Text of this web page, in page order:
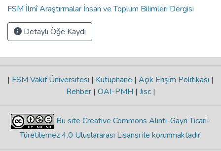
FSM İlmî Araştırmalar İnsan ve Toplum Bilimleri Dergisi
Detaylı Öğe Kaydı
| FSM Vakıf Üniversitesi | Kütüphane | Açık Erişim Politikası |
Rehber | OAI-PMH | Jisc |
Bu site Creative Commons Alıntı-Gayri Ticari-
Türetilemez 4.0 Uluslararası Lisansı ile korunmaktadır.